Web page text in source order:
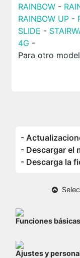
RAINBOW-
RAINBOW UP-
SLIDE -
4G -
Para otro
-
- Descargar el
- Descarga la
Funciones básicas
Ajustes y